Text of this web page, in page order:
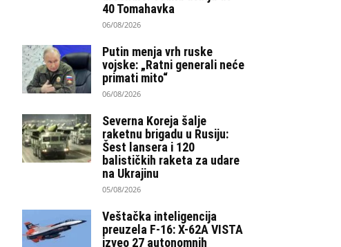
40 Tomahavka
06/08/2026
Putin menja vrh ruske
vojske: „Ratni generali neće
primati mito“
06/08/2026
Severna Koreja šalje
raketnu brigadu u Rusiju:
Šest lansera i 120
balističkih raketa za udare
na Ukrajinu
05/08/2026
Veštačka inteligencija
preuzela F-16: X-62A VISTA
izveo 27 autonomnih